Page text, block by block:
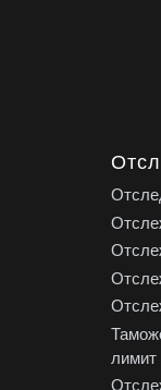
лимит